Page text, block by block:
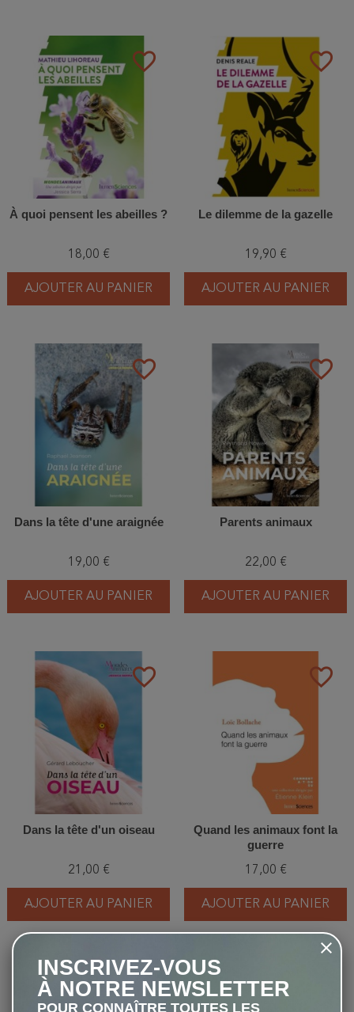
favorite_border
À quoi pensent les abeilles ?
18,00 €
AJOUTER AU PANIER
favorite_border
Le dilemme de la gazelle
19,90 €
AJOUTER AU PANIER
favorite_border
Dans la tête d'une araignée
19,00 €
AJOUTER AU PANIER
favorite_border
Parents animaux
22,00 €
AJOUTER AU PANIER
favorite_border
Dans la tête d'un oiseau
21,00 €
AJOUTER AU PANIER
favorite_border
Quand les animaux font la
guerre
17,00 €
AJOUTER AU PANIER
favorite_border
INSCRIVEZ-VOUS
À NOTRE NEWSLETTER
POUR CONNAÎTRE TOUTES LES